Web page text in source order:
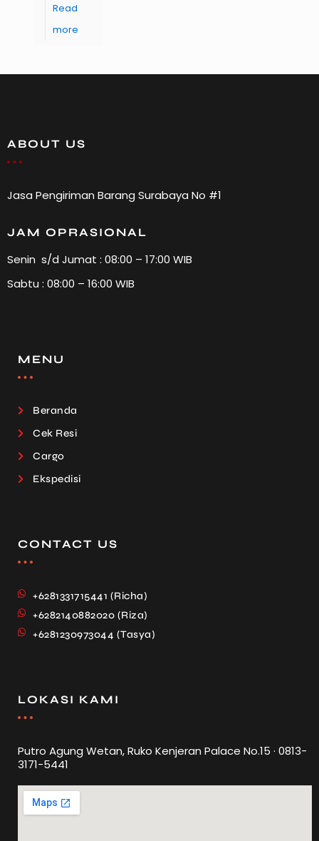
Read
more
ABOUT US
Jasa Pengiriman Barang Surabaya No #1
JAM OPRASIONAL
Senin s/d Jumat : 08:00 – 17:00 WIB
Sabtu : 08:00 – 16:00 WIB
MENU
Beranda
Cek Resi
Cargo
Ekspedisi
CONTACT US
+6281331715441 (Richa)
+6282140882020 (Riza)
+6281230973044 (Tasya)
LOKASI KAMI
Putro Agung Wetan, Ruko Kenjeran Palace No.15 · 0813-
3171-5441